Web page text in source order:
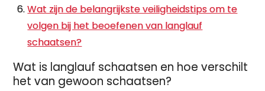
Wat zijn de belangrijkste veiligheidstips om te
volgen bij het beoefenen van langlauf
schaatsen?
Wat is langlauf schaatsen en hoe verschilt
het van gewoon schaatsen?